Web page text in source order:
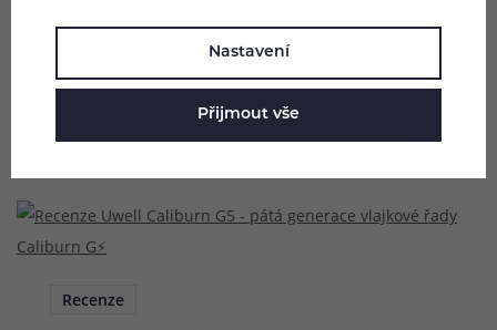
Recenze
Nastavení
Přijmout vše